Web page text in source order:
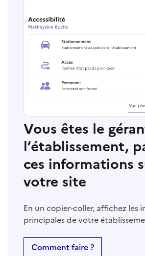
Vous êtes le
l’établissement,
ces informations
votre site
En un copier-coller, affichez les
principales de votre
Comment faire ?